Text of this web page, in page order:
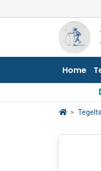
Home